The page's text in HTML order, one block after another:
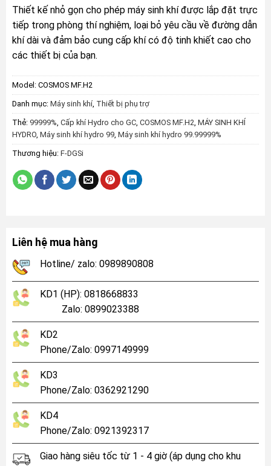
Thiết kế nhỏ gọn cho phép máy sinh khí được lắp đặt trực
tiếp trong phòng thí nghiệm, loại bỏ yêu cầu về đường dẫn
khí dài và đảm bảo cung cấp khí có độ tinh khiết cao cho
các thiết bị của bạn.
Model: COSMOS MF.H2
Danh mục: Máy sinh khí, Thiết bị phụ trợ
Thẻ: 99999% Cấp khí Hydro cho GC, COSMOS MF.H2 MÁY SINH KHÍ
HYDRO, Máy sinh khí hydro 99, Máy sinh khí hydro 99.99999%
Thương hiệu: F-DGSi
Liên hệ mua hàng
Hotline/ zalo: 0989890808
KD1 (HP): 0818668833
Zalo: 0899023388
KD2
Phone/Zalo: 0997149999
KD3
Phone/Zalo: 0362921290
KD4
Phone/Zalo: 0921392317
Giao hàng siêu tốc từ 1 - 4 giờ (áp dụng cho khu